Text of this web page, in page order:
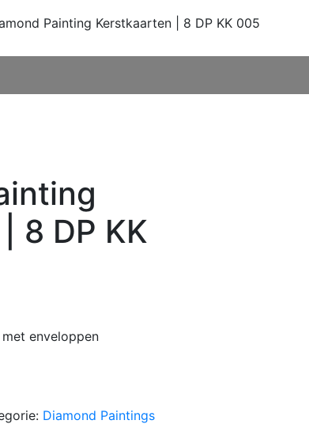
Painting Kerstkaarten | 8 DP KK 005
8 DP KK
enveloppen
Diamond Paintings